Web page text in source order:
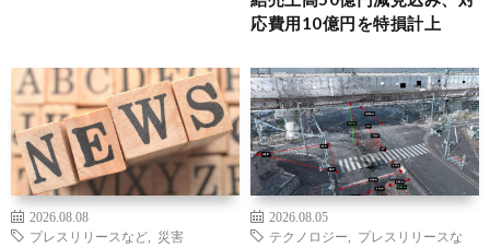
応費用10億円を特損計上
2026.08.08
プレスリリースなど
災害
2026.08.05
テクノロジー
プレスリリースな